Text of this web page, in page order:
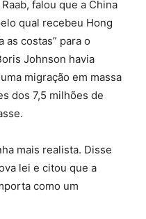
falou que a China
qual recebeu Hong
as costas” para o
Johnson havia
migração em massa
dos 7,5 milhões de
mais realista. Disse
lei e citou que a
como um